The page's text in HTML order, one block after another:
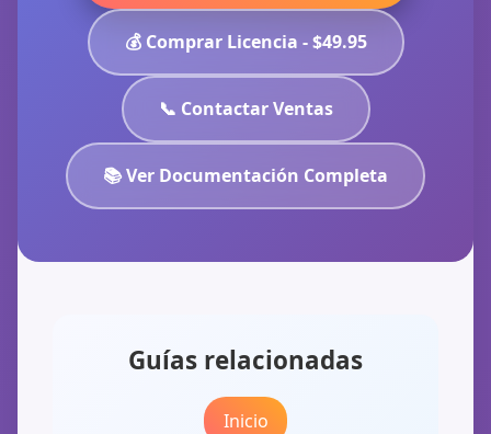
💰 Comprar Licencia - $49.95
📞 Contactar Ventas
📚 Ver Documentación Completa
Guías relacionadas
Inicio